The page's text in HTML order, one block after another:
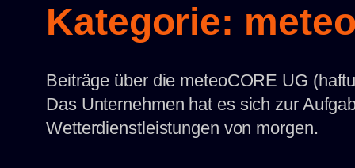
Kategorie:
Beiträge über die meteoCORE UG
Das Unternehmen hat es sich zur
Wetterdienstleistungen von morgen.